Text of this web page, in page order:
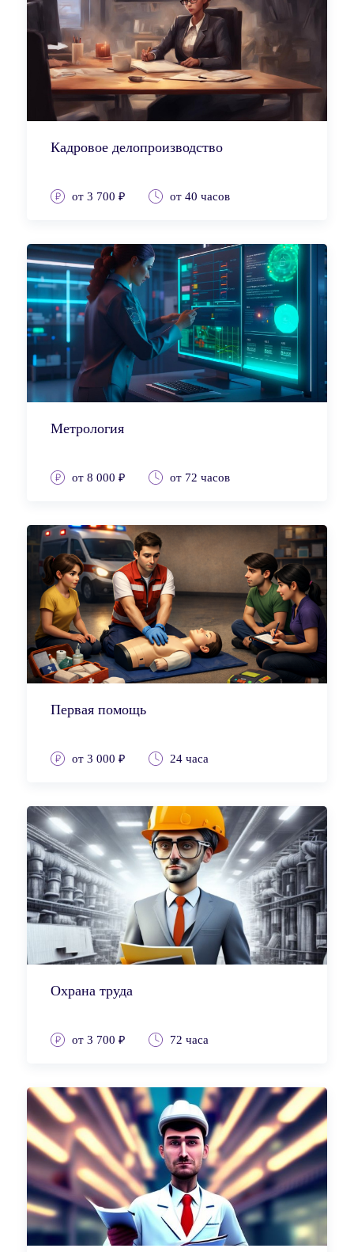
Кадровое делопроизводство
от 3 700 ₽ от 40 часов
Метрология
от 8 000 ₽ от 72 часов
Первая помощь
от 3 000 ₽ 24 часа
Охрана труда
от 3 700 ₽ 72 часа